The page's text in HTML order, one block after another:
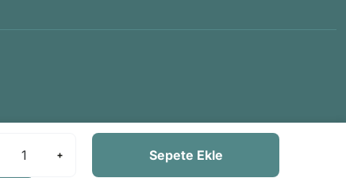
Sepete Ekle